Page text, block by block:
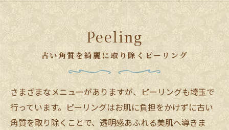
古い角質を綺麗に取り除くピーリング
Peeling
さまざまなメニューがありますが、ピーリングも埼玉で
行っています。ピーリングはお肌に負担をかけずに古い
角質を取り除くことで、透明感あふれる美肌へ導きま